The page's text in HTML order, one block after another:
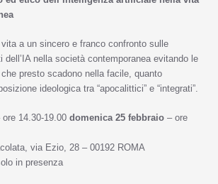
vita a un sincero e franco confronto sulle
dell’IA nella società contemporanea evitando le
presto scadono nella facile, quanto
ideologica tra “apocalittici” e “integrati”.
ore 14.30-19.00 domenica 25 febbraio – ore
via Ezio, 28 – 00192 ROMA
in presenza